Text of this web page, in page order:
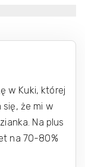
w Kuki, której
się, że mi w
Na plus
na 70-80%